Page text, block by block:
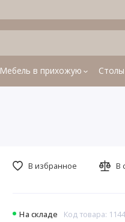
Мебель в прихожую
На складе Код товара:
В избранное В